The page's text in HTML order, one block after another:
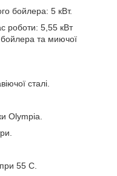
бойлера: 5 кВт.
роботи: 5,55 кВт
бойлера та миючої
сталі.
Оlympia.
55 C.